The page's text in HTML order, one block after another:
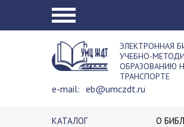
ЭЛЕКТРОННАЯ
УЧЕБНО-
ОБРАЗОВАНИЮ
ТРАНСПОРТЕ
e-mail: eb@umczdt.ru
КАТАЛОГ О